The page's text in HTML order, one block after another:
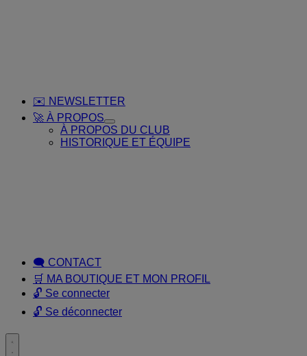
✉️ NEWSLETTER
🚀 À PROPOS
Toggle
Submenu
for
À PROPOS DU CLUB
HISTORIQUE ET ÉQUIPE
🗨️ CONTACT
🛒 MA BOUTIQUE ET MON PROFIL
🔓 Se connecter
🔓 Se déconnecter
Toggle
search